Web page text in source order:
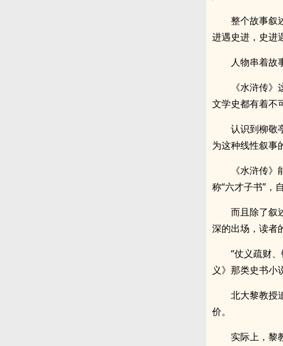
整个故事叙
进遇史进，史进
人物串着故
《水浒传
文学史都有着不
认识到柳敬
为这种线性叙事
《水浒传
称“六才子书”，
而且除了叙
深的出场，读者
“仗义疏财
义》那类史书小
北大黎教授
价。
实际上，黎